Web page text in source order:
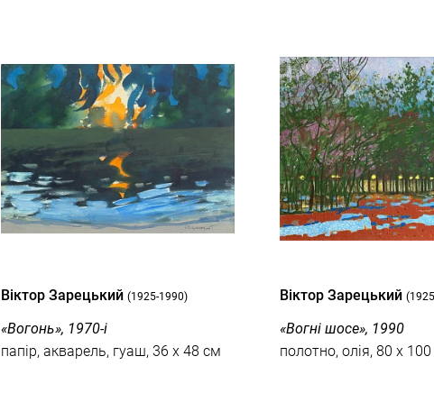
Вiктор Зарецький(1925-1990)
«Вогонь», 1970-і
папір, акварель, гуаш, 36 x 48 см
Вiктор Зарецький
«Вогні шосе», 1990
полотно, олія, 80 x